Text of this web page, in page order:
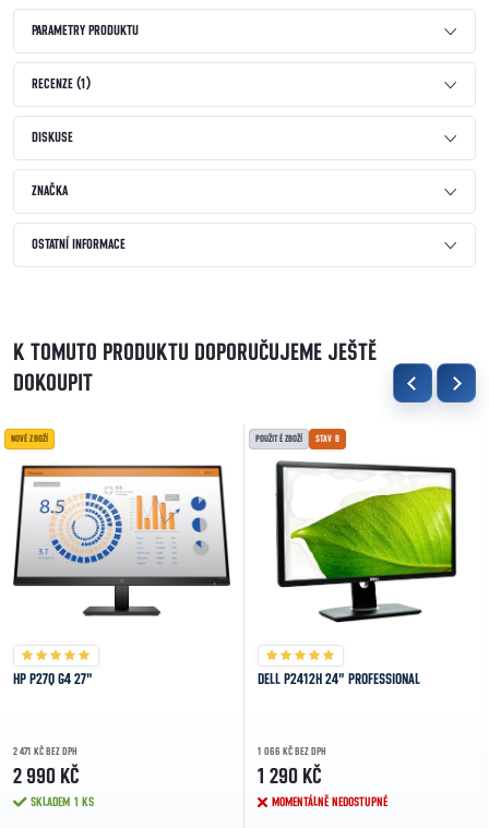
PARAMETRY PRODUKTU
RECENZE (1)
DISKUSE
ZNAČKA
OSTATNÍ INFORMACE
K TOMUTO PRODUKTU DOPORUČUJEME JEŠTĚ
DOKOUPIT
NOVÉ ZBOŽÍ
HP P27Q G4 27"
2 471 KČ BEZ DPH
2 990 KČ
SKLADEM 1 KS
POUŽITÉ ZBOŽÍ STAV B
DELL P2412H 24" PROFESSIONAL
1 066 KČ BEZ DPH
1 290 KČ
MOMENTÁLNĚ NEDOSTUPNÉ